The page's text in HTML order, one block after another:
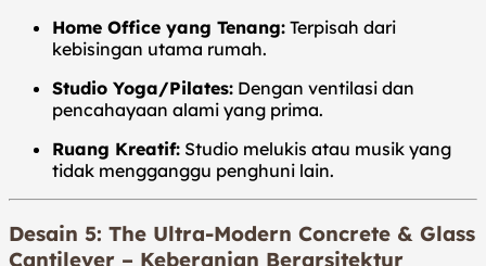
Home Office yang Tenang: Terpisah dari
kebisingan utama rumah.
Studio Yoga/Pilates: Dengan ventilasi dan
pencahayaan alami yang prima.
Ruang Kreatif: Studio melukis atau musik yang
tidak mengganggu penghuni lain.
Desain 5: The Ultra-Modern Concrete & Glass
Cantilever – Keberanian Berarsitektur